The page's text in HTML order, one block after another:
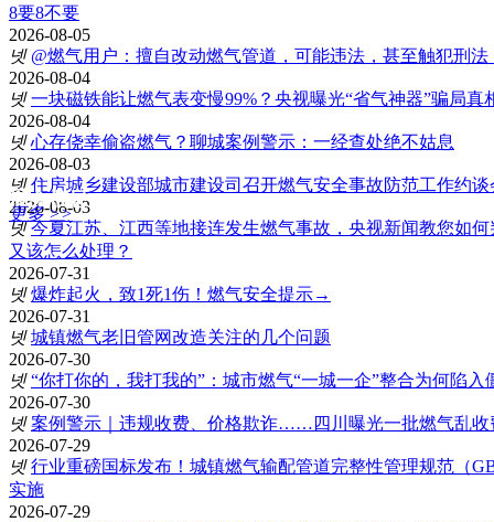
8要8不要
2026-08-05
넷 @燃气用户：擅自改动燃气管道，可能违法，甚至触犯刑法
2026-08-04
넷 一块磁铁能让燃气表变慢99%？央视曝光“省气神器”骗局真
2026-08-04
넷 心存侥幸偷盗燃气？聊城案例警示：一经查处绝不姑息
2026-08-03
넷 住房城乡建设部城市建设司召开燃气安全事故防范工作约谈
2026-08-03
넷 今夏江苏、江西等地接连发生燃气事故，央视新闻教您如
又该怎么处理？
2026-07-31
넷 爆炸起火，致1死1伤！燃气安全提示→
2026-07-31
넷 城镇燃气老旧管网改造关注的几个问题
2026-07-30
넷 “你打你的，我打我的”：城市燃气“一城一企”整合为何陷入
2026-07-30
넷 案例警示｜违规收费、价格欺诈……四川曝光一批燃气乱收
2026-07-29
넷 行业重磅国标发布！城镇燃气输配管道完整性管理规范（
实施
2026-07-29
展会信息
更多 >>